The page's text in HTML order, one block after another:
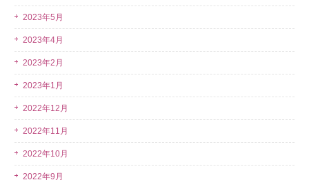
2023年5月
2023年4月
2023年2月
2023年1月
2022年12月
2022年11月
2022年10月
2022年9月